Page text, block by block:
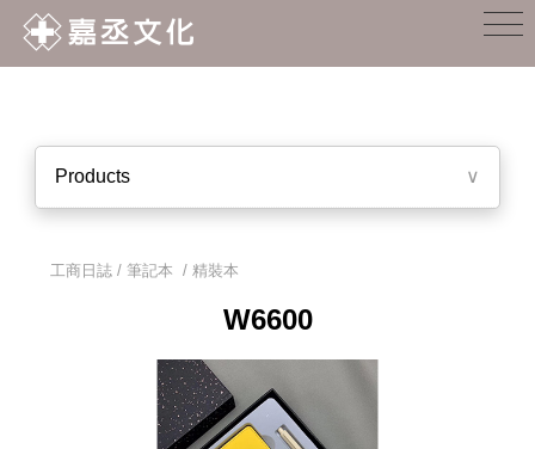
Products ∨
工商日誌 / 筆記本 /精裝本
W6600